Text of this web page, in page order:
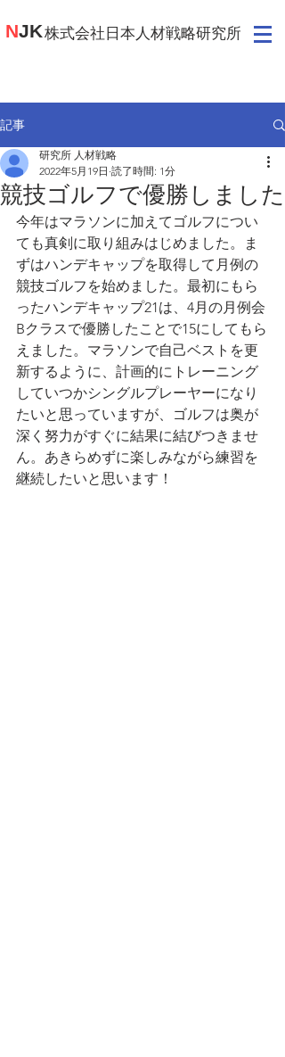
​株式会社日本人材戦略研究所
NJK
記事
競技ゴルフで優勝しました
研究所 人材戦略
2022年5月19日 読了時間: 1分
今年はマラソンに加えてゴルフについ
ても真剣に取り組みはじめました。ま
ずはハンデキャップを取得して月例の
競技ゴルフを始めました。最初にもら
ったハンデキャップ21は、4月の月例会
Bクラスで優勝したことで15にしてもら
えました。マラソンで自己ベストを更
新するように、計画的にトレーニング
していつかシングルプレーヤーになり
たいと思っていますが、ゴルフは奥が
深く努力がすぐに結果に結びつきませ
ん。あきらめずに楽しみながら練習を
継続したいと思います！